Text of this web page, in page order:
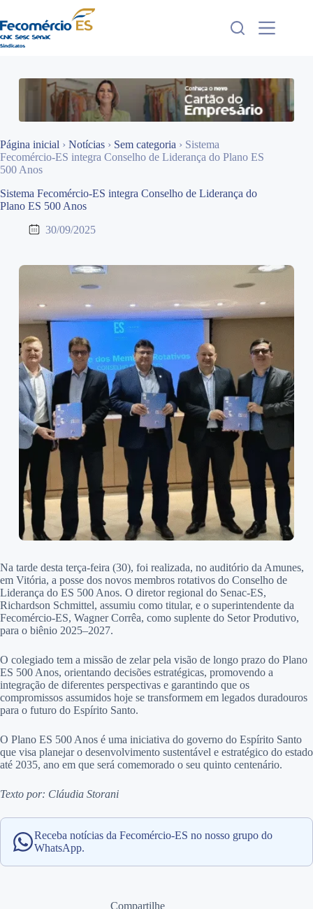
para
o
conteúdo
Página inicial › Notícias › Sem categoria › Sistema
Fecomércio-ES integra Conselho de Liderança do Plano ES
500 Anos
Sistema Fecomércio-ES integra Conselho de Liderança do
Plano ES 500 Anos
30/09/2025
Na tarde desta terça-feira (30), foi realizada, no auditório da Amunes,
em Vitória, a posse dos novos membros rotativos do Conselho de
Liderança do ES 500 Anos. O diretor regional do Senac-ES,
Richardson Schmittel, assumiu como titular, e o superintendente da
Fecomércio-ES, Wagner Corrêa, como suplente do Setor Produtivo,
para o biênio 2025–2027.
O colegiado tem a missão de zelar pela visão de longo prazo do Plano
ES 500 Anos, orientando decisões estratégicas, promovendo a
integração de diferentes perspectivas e garantindo que os
compromissos assumidos hoje se transformem em legados duradouros
para o futuro do Espírito Santo.
O Plano ES 500 Anos é uma iniciativa do governo do Espírito Santo
que visa planejar o desenvolvimento sustentável e estratégico do estado
até 2035, ano em que será comemorado o seu quinto centenário.
Texto por: Cláudia Storani
Receba notícias da Fecomércio-ES no nosso grupo do
WhatsApp.
Compartilhe